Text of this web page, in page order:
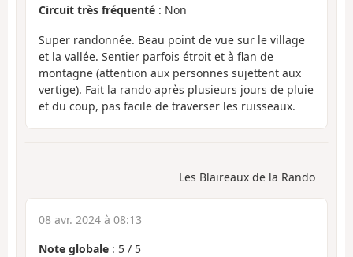
Circuit très fréquenté : Non
Super randonnée. Beau point de vue sur le village
et la vallée. Sentier parfois étroit et à flan de
montagne (attention aux personnes sujettent aux
vertige). Fait la rando après plusieurs jours de pluie
et du coup, pas facile de traverser les ruisseaux.
Les Blaireaux de la Rando
08 avr. 2024 à 08:13
Note globale : 5 / 5